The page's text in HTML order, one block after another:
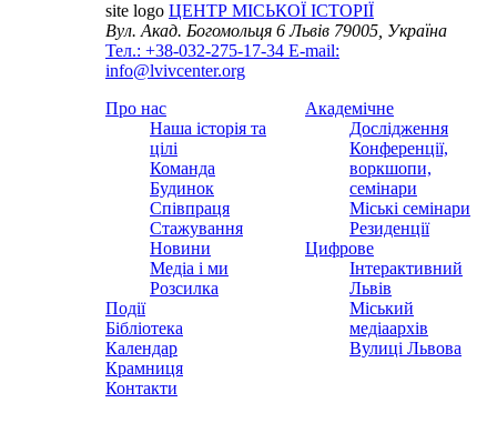
site logo ЦЕНТР МІСЬКОЇ ІСТОРІЇ
Вул. Акад. Богомольця 6Львів 79005, Україна
Тел.: +38-032-275-17-34 E-mail:
info@lvivcenter.org
Про нас
Наша історія та
цілі
Команда
Будинок
Співпраця
Стажування
Новини
Медіа і ми
Розсилка
Події
Бібліотека
Календар
Крамниця
Контакти
Академічне
Дослідження
Конференції,
воркшопи,
семінари
Міські семінари
Резиденції
Цифрове
Інтерактивний
Львів
Міський
медіаархів
Вулиці Львова